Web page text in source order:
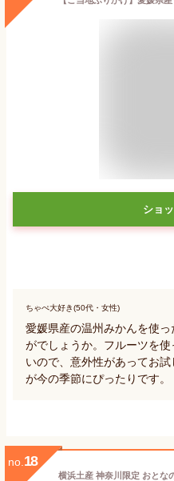
ショ
ちゃぺ大好き(50代・女性)
愛媛県産の温州みかんを使
がでしょうか。フルーツを
いので、意外性があってお
が今の季節にぴったりです。
no. 18